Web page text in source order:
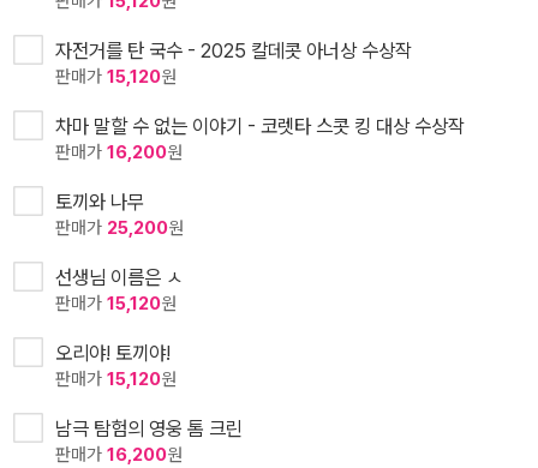
자전거를 탄 국수 - 2025 칼데콧 아너상 수상작
판매가 15,120원
차마 말할 수 없는 이야기 - 코렛타 스콧 킹 대상 수상작
판매가 16,200원
토끼와 나무
판매가 25,200원
선생님 이름은 ㅅ
판매가 15,120원
오리야! 토끼야!
판매가 15,120원
남극 탐험의 영웅 톰 크린
판매가 16,200원